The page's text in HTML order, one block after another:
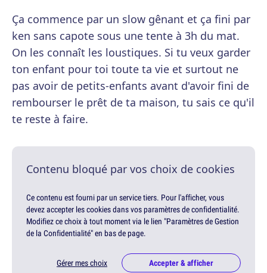
Ça commence par un slow gênant et ça fini par
ken sans capote sous une tente à 3h du mat.
On les connaît les loustiques. Si tu veux garder
ton enfant pour toi toute ta vie et surtout ne
pas avoir de petits-enfants avant d'avoir fini de
rembourser le prêt de ta maison, tu sais ce qu'il
te reste à faire.
Contenu bloqué par vos choix de cookies
Ce contenu est fourni par un service tiers. Pour l'afficher, vous
devez accepter les cookies dans vos paramètres de confidentialité.
Modifiez ce choix à tout moment via le lien "Paramètres de Gestion
de la Confidentialité" en bas de page.
Gérer mes choix Accepter & afficher